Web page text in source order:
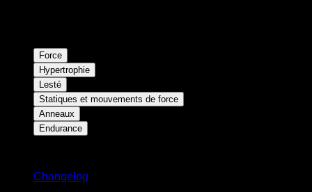
Force
Hypertrophie
Lesté
Statiques et mouvements de force
Anneaux
Endurance
Changelog